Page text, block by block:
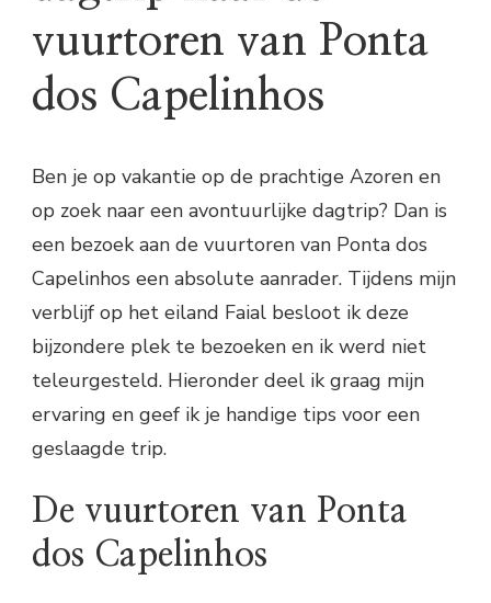
vuurtoren van Ponta
dos Capelinhos
Ben je op vakantie op de prachtige Azoren en
op zoek naar een avontuurlijke dagtrip? Dan is
een bezoek aan de vuurtoren van Ponta dos
Capelinhos een absolute aanrader. Tijdens mijn
verblijf op het eiland Faial besloot ik deze
bijzondere plek te bezoeken en ik werd niet
teleurgesteld. Hieronder deel ik graag mijn
ervaring en geef ik je handige tips voor een
geslaagde trip.
De vuurtoren van Ponta
dos Capelinhos